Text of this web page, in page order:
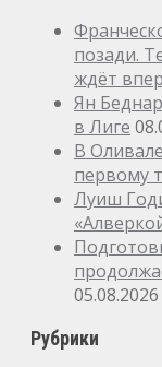
позади.
ждёт
Ян
в Лиге
В
первому
Луиш
05.08.2026
Рубрики